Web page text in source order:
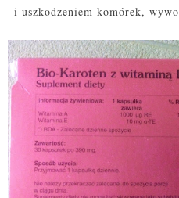
i uszkodzeniem komórek,